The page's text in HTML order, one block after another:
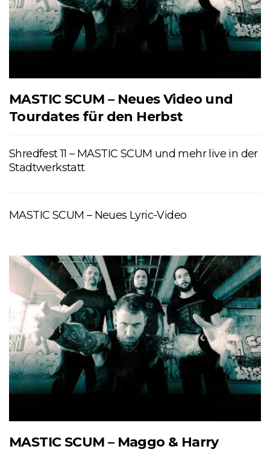
MASTIC SCUM – Neues Video und
Tourdates für den Herbst
Shredfest 11 – MASTIC SCUM und mehr live in der
Stadtwerkstatt
MASTIC SCUM – Neues Lyric-Video
MASTIC SCUM – Maggo & Harry